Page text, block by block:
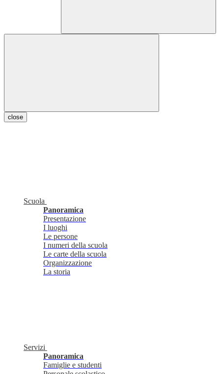
close
Scuola
Panoramica
Presentazione
I luoghi
Le persone
I numeri della scuola
Le carte della scuola
Organizzazione
La storia
Servizi
Panoramica
Famiglie e studenti